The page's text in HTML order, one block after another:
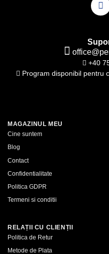
+40
Program disponibil pentru
MAGAZINUL MEU
Cine suntem
Blog
Contact
Confidentialitate
Politica GDPR
Termeni si conditii
RELAȚII CU CLIENȚII
Politica de Retur
Metode de Plata